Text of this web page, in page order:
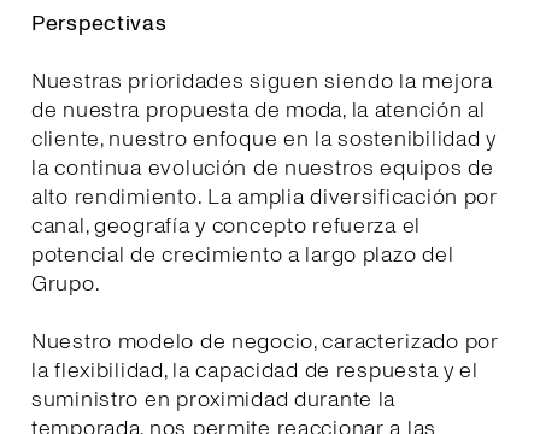
Perspectivas
Nuestras prioridades siguen siendo la mejora
de nuestra propuesta de moda, la atención al
cliente, nuestro enfoque en la sostenibilidad y
la continua evolución de nuestros equipos de
alto rendimiento. La amplia diversificación por
canal, geografía y concepto refuerza el
potencial de crecimiento a largo plazo del
Grupo.
Nuestro modelo de negocio, caracterizado por
la flexibilidad, la capacidad de respuesta y el
suministro en proximidad durante la